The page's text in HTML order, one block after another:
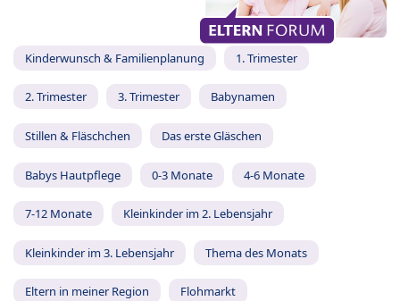
Kinderwunsch & Familienplanung 1. Trimester
2. Trimester 3. Trimester Babynamen
Stillen & Fläschchen Das erste Gläschen
Babys Hautpflege 0-3 Monate 4-6 Monate
7-12 Monate Kleinkinder im 2. Lebensjahr
Kleinkinder im 3. Lebensjahr Thema des Monats
Eltern in meiner Region Flohmarkt